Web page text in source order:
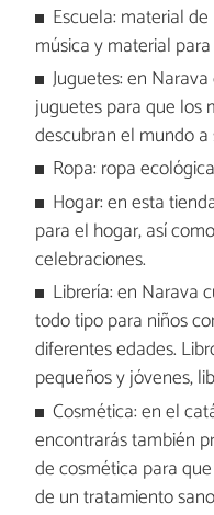
Escuela: material
música y material
Juguetes: en
juguetes para que los
descubran el mundo a
Ropa: ropa
Hogar: en esta
para el hogar, así
celebraciones.
Librería: en Narava
todo tipo para niños
diferentes edades.
pequeños y jóvenes,
Cosmética: en el
encontrarás también
de cosmética para
de un tratamiento